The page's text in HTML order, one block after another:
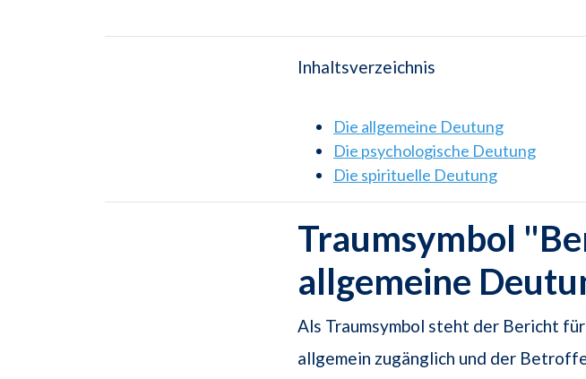
Inhaltsverzeichnis
Die allgemeine Deutung
Die psychologische Deutung
Die spirituelle Deutung
Traumsymbol
allgemeine
Als Traumsymbol steht der Bericht für
allgemein zugänglich und der